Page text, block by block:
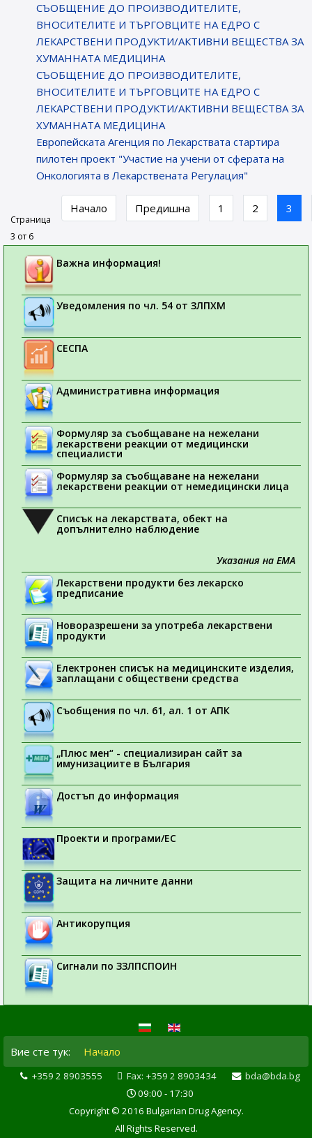
СЪОБЩЕНИЕ ДО ПРОИЗВОДИТЕЛИТЕ,
ВНОСИТЕЛИТЕ И ТЪРГОВЦИТЕ НА ЕДРО С
ЛЕКАРСТВЕНИ ПРОДУКТИ/АКТИВНИ ВЕЩЕСТВА ЗА
ХУМАННАТА МЕДИЦИНА
СЪОБЩЕНИЕ ДО ПРОИЗВОДИТЕЛИТЕ,
ВНОСИТЕЛИТЕ И ТЪРГОВЦИТЕ НА ЕДРО С
ЛЕКАРСТВЕНИ ПРОДУКТИ/АКТИВНИ ВЕЩЕСТВА ЗА
ХУМАННАТА МЕДИЦИНА
Европейската Агенция по Лекарствата стартира
пилотен проект "Участие на учени от сферата на
Онкологията в Лекарствената Регулация"
Страница
3 от 6
Начало Предишна 1 2 3
Важна информация!
Уведомления по чл. 54 от ЗЛПХМ
СЕСПА
Административна информация
Формуляр за съобщаване на нежелани
лекарствени реакции от медицински
специалисти
Формуляр за съобщаване на нежелани
лекарствени реакции от немедицински лица
Списък на лекарствата, обект на
допълнително наблюдение
Указания на ЕМА
Лекарствени продукти без лекарско
предписание
Новоразрешени за употреба лекарствени
продукти
Електронен списък на медицинските изделия,
заплащани с обществени средства
Съобщения по чл. 61, ал. 1 от АПК
„Плюс мен“ - специализиран сайт за
имунизациите в България
Достъп до информация
Проекти и програми/ЕС
Защита на личните данни
Антикорупция
Сигнали по ЗЗЛПСПОИН
Вие сте тук: Начало
+359 2 8903555 Fax: +359 2 8903434
bda@bda.bg
09:00 - 17:30
Copyright © 2016 Bulgarian Drug Agency.
All Rights Reserved.